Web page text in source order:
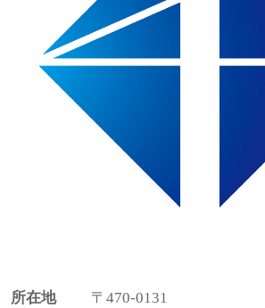
所在地
〒470-0131